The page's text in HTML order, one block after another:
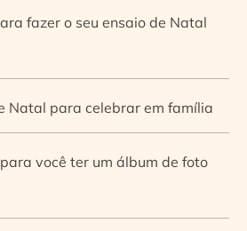
fazer o seu ensaio de Natal
Natal para celebrar em família
você ter um álbum de foto